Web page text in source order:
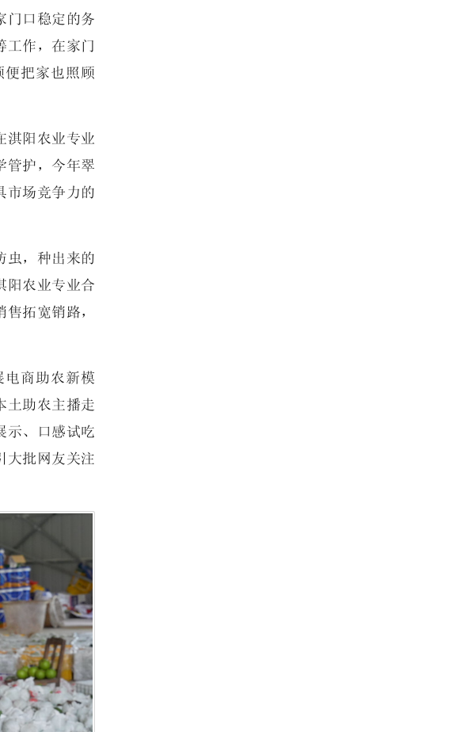
门口稳定的务
工作，在家门
把家也照顾
淇阳农业专业
管护，今年翠
市场竞争力的
虫，种出来的
阳农业专业合
拓宽销路，
电商助农新模
土助农主播走
示、口感试吃
大批网友关注